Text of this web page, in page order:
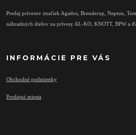
Predaj prívesov značiek Agados, Brenderup, Neptun,
náhradných dielov na prívesy AL-KO, KNOTT, BPW a
INFORMÁCIE PRE VÁS
Obchodné podmienky
Predajné miesta